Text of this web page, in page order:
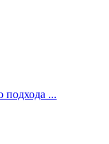
подхода ...